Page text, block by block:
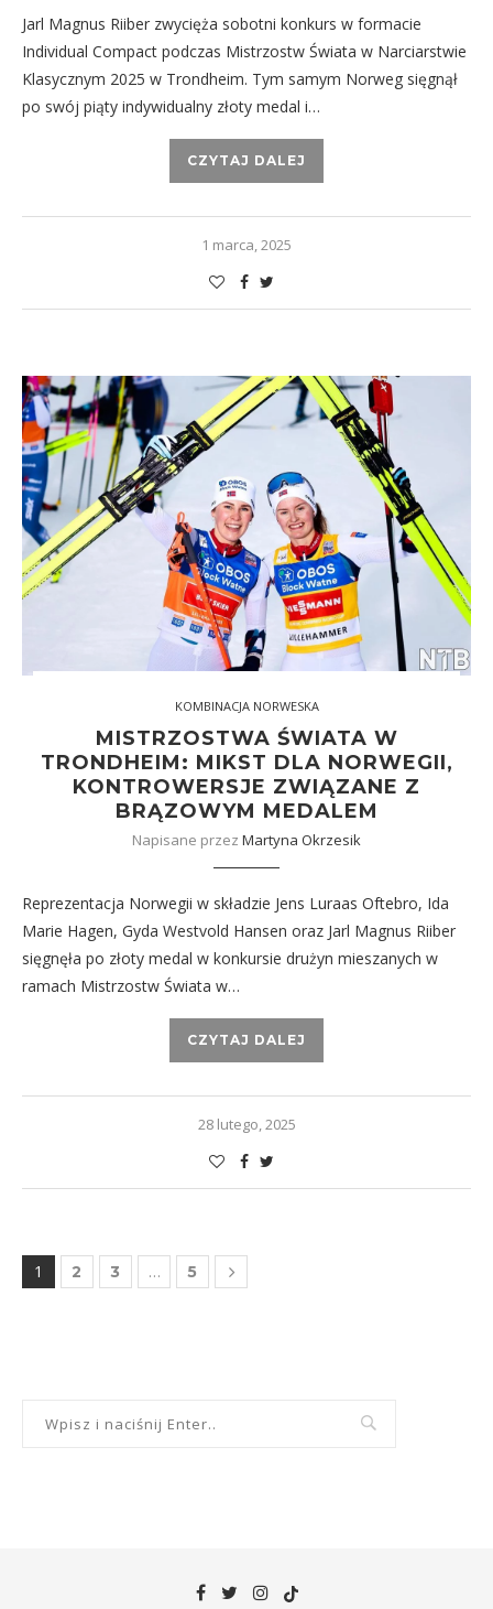
Jarl Magnus Riiber zwycięża sobotni konkurs w formacie
Individual Compact podczas Mistrzostw Świata w Narciarstwie
Klasycznym 2025 w Trondheim. Tym samym Norweg sięgnął
po swój piąty indywidualny złoty medal i…
CZYTAJ DALEJ
1 marca, 2025
KOMBINACJA NORWESKA
MISTRZOSTWA ŚWIATA W
TRONDHEIM: MIKST DLA NORWEGII,
KONTROWERSJE ZWIĄZANE Z
BRĄZOWYM MEDALEM
Napisane przez Martyna Okrzesik
Reprezentacja Norwegii w składzie Jens Luraas Oftebro, Ida
Marie Hagen, Gyda Westvold Hansen oraz Jarl Magnus Riiber
sięgnęła po złoty medal w konkursie drużyn mieszanych w
ramach Mistrzostw Świata w…
CZYTAJ DALEJ
28 lutego, 2025
1 2 3 … 5